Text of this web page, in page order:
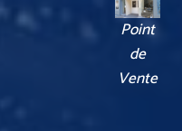
Point
de
Vente